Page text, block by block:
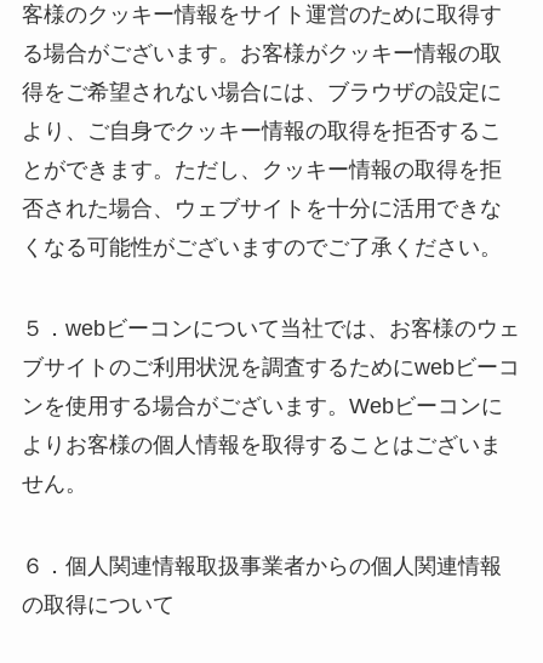
客様のクッキー情報をサイト運営のために取得す
る場合がございます。お客様がクッキー情報の取
得をご希望されない場合には、ブラウザの設定に
より、ご自身でクッキー情報の取得を拒否するこ
とができます。ただし、クッキー情報の取得を拒
否された場合、ウェブサイトを十分に活用できな
くなる可能性がございますのでご了承ください。
５．webビーコンについて当社では、お客様のウェ
ブサイトのご利用状況を調査するためにwebビーコ
ンを使用する場合がございます。Webビーコンに
よりお客様の個人情報を取得することはございま
せん。
６．個人関連情報取扱事業者からの個人関連情報
の取得について